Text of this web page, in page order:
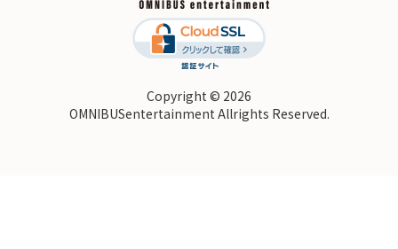
Copyright © 2026
OMNIBUSentertainment Allrights Reserved.